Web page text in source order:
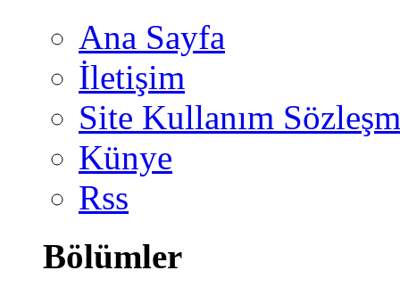
Ana Sayfa
İletişim
Site Kullanım
Künye
Rss
Bölümler